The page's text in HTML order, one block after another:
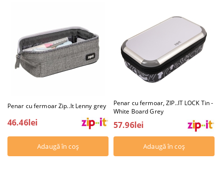
Penar cu fermoar Zip..It Lenny grey
46.46lei
Penar cu fermoar, ZIP..IT LOCK Tin -
White Board Grey
57.96lei